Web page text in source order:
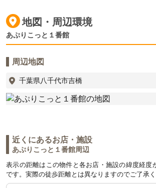
地図・周辺環境
あぷりこっと１番館
周辺地図
千葉県八千代市吉橋
近くにあるお店・施設
あぷりこっと１番館周辺
表示の距離はこの物件と各お店・施設の緯度経度
です。実際の徒歩距離とは異なりますのでご了承く